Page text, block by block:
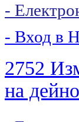
-
- Вход в
2752
на